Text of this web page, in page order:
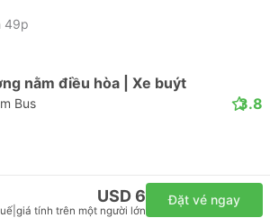
49p
nằm điều hòa | Xe buýt
Bus 3.8
USD 6
giá tính trên một người lớn
Đặt vé ngay